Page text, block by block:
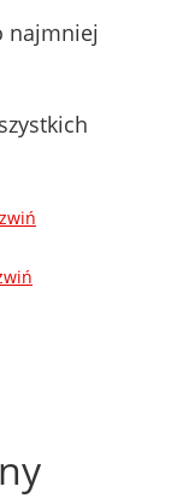
najmniej